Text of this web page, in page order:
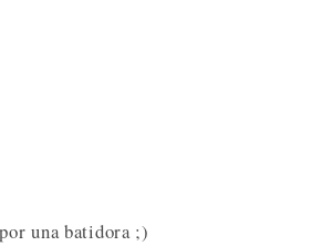
una batidora ;)